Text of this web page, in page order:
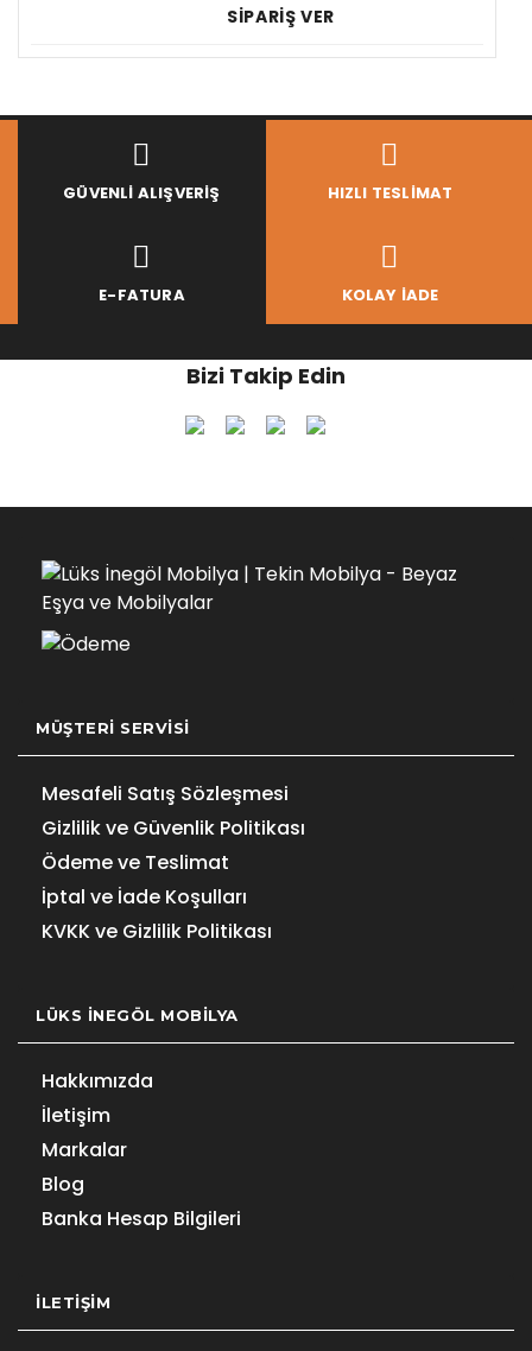
SİPARİŞ VER
GÜVENLI ALIŞVERIŞ HIZLI TESLIMAT
E-FATURA KOLAY İADE
Bizi Takip Edin
MÜŞTERI SERVISI
Mesafeli Satış Sözleşmesi
Gizlilik ve Güvenlik Politikası
Ödeme ve Teslimat
İptal ve İade Koşulları
KVKK ve Gizlilik Politikası
LÜKS İNEGÖL MOBILYA
Hakkımızda
İletişim
Markalar
Blog
Banka Hesap Bilgileri
İLETIŞIM